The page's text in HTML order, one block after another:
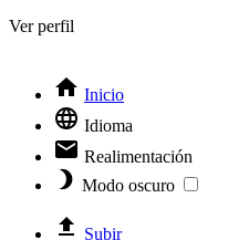
Ver perfil
Inicio
Idioma
Realimentación
Modo oscuro
Subir